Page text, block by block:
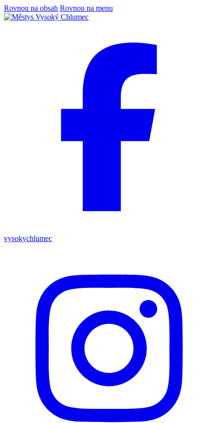
Rovnou na obsah Rovnou na menu
vysokychlumec